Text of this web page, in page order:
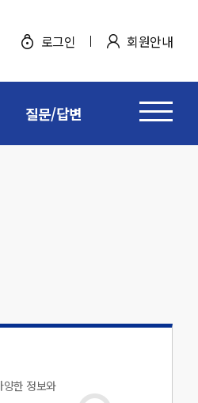
로그인 회원안내
질문/답변
양한 정보와